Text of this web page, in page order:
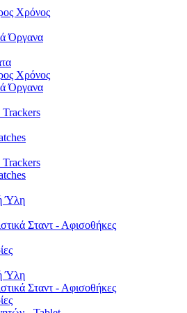
Χρόνος
Όργανα
Χρόνος
Όργανα
Ύλη
Σταντ - Αφισοθήκες
Ύλη
Σταντ - Αφισοθήκες